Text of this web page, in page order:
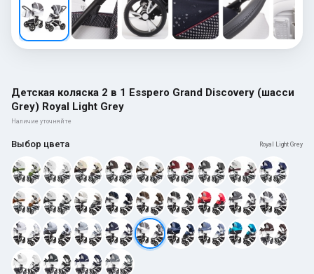
Детская коляска 2 в 1 Esspero Grand Discovery (шасси
Grey) Royal Light Grey
Наличие уточняйте
Выбор цвета Royal Light Grey